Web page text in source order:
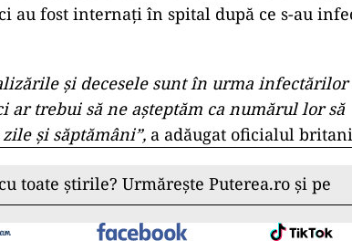
au fost internați în spital după ce s-au
și decesele sunt în urma infectărilor
ar trebui să ne așteptăm ca numărul lor să
și săptămâni”, a adăugat oficialul
toate știrile? Urmărește Puterea.ro și pe